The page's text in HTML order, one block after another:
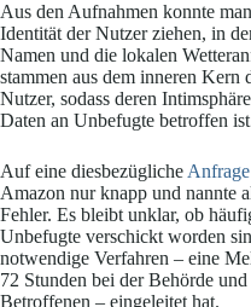
Aus den Aufnahmen konnte
Identität der Nutzer ziehen, in
Namen und die lokalen
stammen aus dem inneren Kern
Nutzer, sodass deren
Daten an Unbefugte betroffen
Auf eine diesbezügliche
Amazon nur knapp und nannte
Fehler. Es bleibt unklar, ob
Unbefugte verschickt worden
notwendige Verfahren – eine
72 Stunden bei der Behörde
Betroffenen – eingeleitet hat.